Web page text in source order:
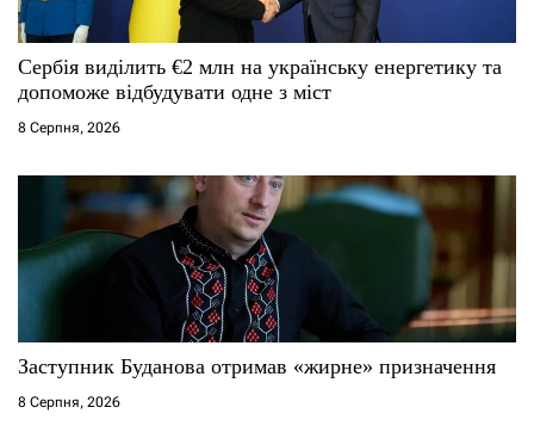
и
с
і
в
Сербія виділить €2 млн на українську енергетику та
допоможе відбудувати одне з міст
8 Серпня, 2026
Заступник Буданова отримав «жирне» призначення
8 Серпня, 2026